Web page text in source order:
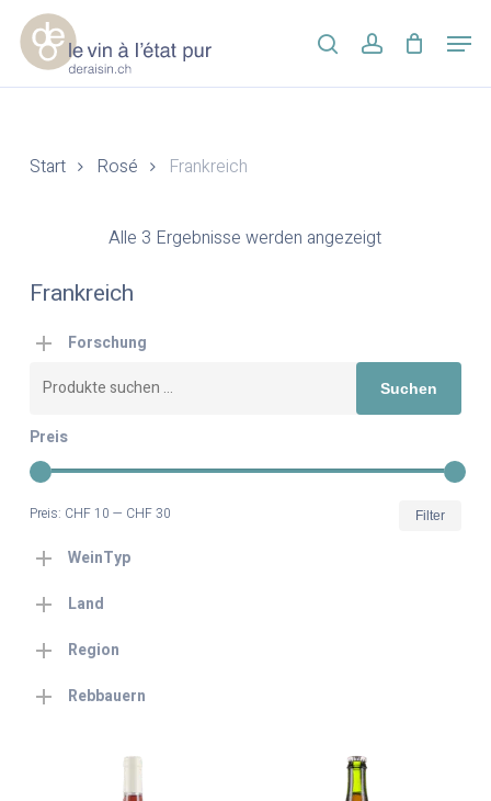
Skip
main
content
searchaccount
Frankreich
Alle 3 Ergebnisse werden angezeigt
Start Rosé Frankreich
Forschung
Suchen
nach:
Suchen
Preis
Filter
Preis: CHF 10 — CHF 30
WeinTyp
Land
Region
Rebbauern
Menu